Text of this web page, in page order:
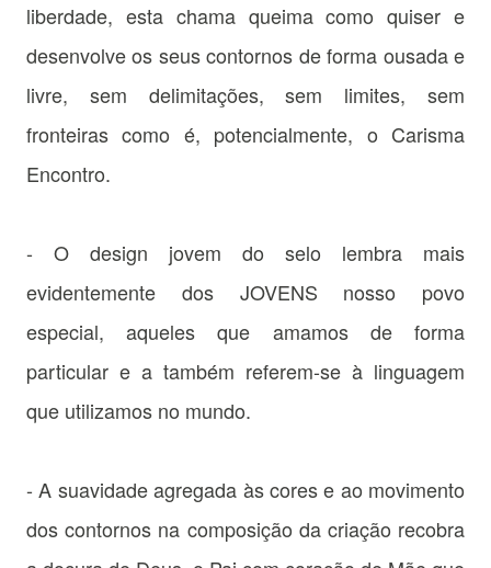
liberdade, esta chama queima como quiser e
desenvolve os seus contornos de forma ousada e
livre, sem delimitações, sem limites, sem
fronteiras como é, potencialmente, o Carisma
Encontro.
- O design jovem do selo lembra mais
evidentemente dos JOVENS nosso povo
especial, aqueles que amamos de forma
particular e a também referem-se à linguagem
que utilizamos no mundo.
- A suavidade agregada às cores e ao movimento
dos contornos na composição da criação recobra